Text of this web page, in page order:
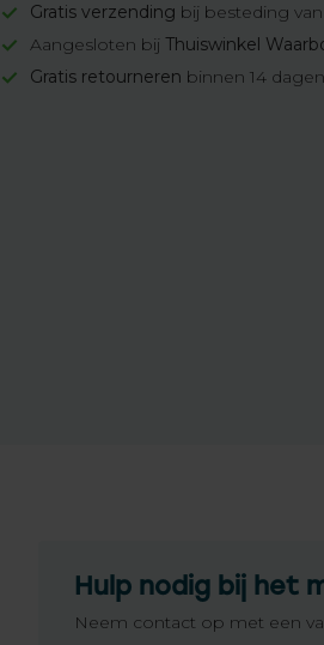
Gratis verzending bij besteding
Aangesloten bijThuiswinkel
Gratis retourneren binnen 14
Hulp nodig bij het
Neem contact op met een